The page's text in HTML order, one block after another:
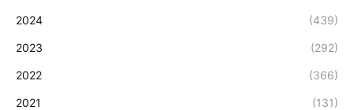
2024 (439)
2023 (292)
2022 (366)
2021 (131)